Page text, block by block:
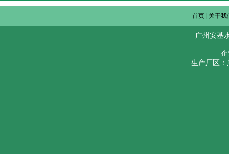
首页 关于我
广州安基
生产厂区：